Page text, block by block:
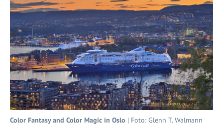
Color Fantasy and Color Magic in Oslo | Foto: Glenn T. Walmann